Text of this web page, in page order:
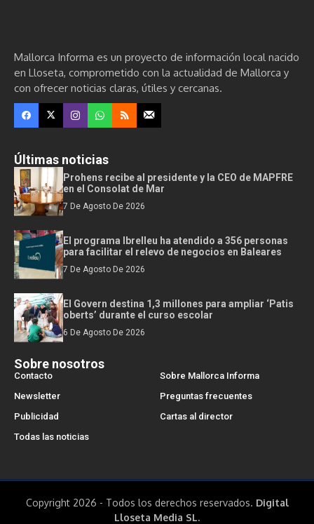
Mallorca Informa es un proyecto de información local nacido
en Lloseta, comprometido con la actualidad de Mallorca y
con ofrecer noticias claras, útiles y cercanas.
Últimas noticias
Prohens recibe al presidente y la CEO de MAPFRE
en el Consolat de Mar
7 De Agosto De 2026
El programa Ibrelleu ha atendido a 356 personas
para facilitar el relevo de negocios en Baleares
7 De Agosto De 2026
El Govern destina 1,3 millones para ampliar ‘Patis
oberts’ durante el curso escolar
6 De Agosto De 2026
Sobre nosotros
Contacto
Sobre Mallorca Informa
Newsletter
Preguntas frecuentes
Publicidad
Cartas al director
Todas las noticias
Copyright 2026 - Todos los derechos reservados. Digital
Lloseta Media SL.